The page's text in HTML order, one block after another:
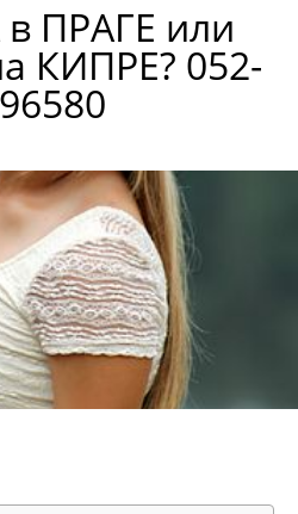
ПРАГЕ или
КИПРЕ? 052-